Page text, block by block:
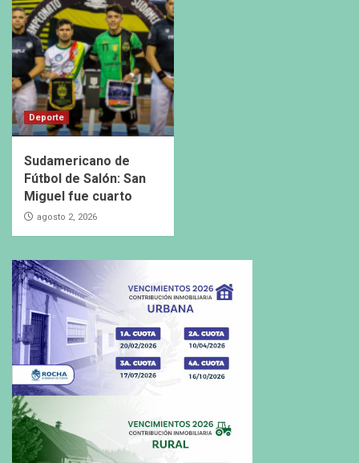
Deporte
Sudamericano de
Fútbol de Salón: San
Miguel fue cuarto
agosto 2, 2026